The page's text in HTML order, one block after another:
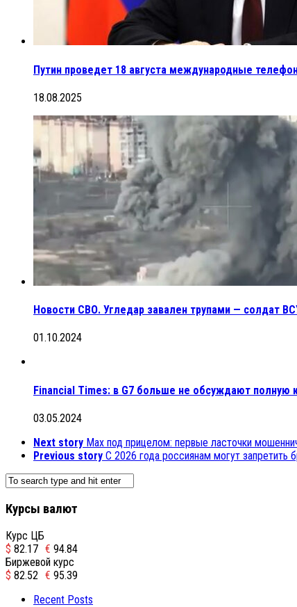
Путин проведет 18 августа международные
18.08.2025
Новости СВО. Угледар завален трупами — солдат
01.10.2024
Financial Times: в G7 больше не обсуждают полную
03.05.2024
Next story Max под прицелом: первые ласточки
Previous story С 2026 года россиянам могут
Курсы валют
Курс ЦБ
$ 82.17 € 94.84
Биржевой курс
$ 82.52 € 95.39
Recent Posts